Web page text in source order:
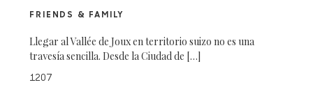
FRIENDS & FAMILY
Llegar al Vallée de Joux en territorio suizo no es una
travesía sencilla. Desde la Ciudad de […]
1207